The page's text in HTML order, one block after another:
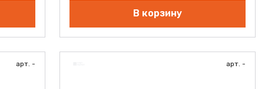
В корзину
арт. - арт. -